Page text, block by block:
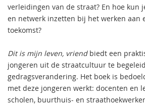
verleidingen van de straat? En hoe kun
en netwerk inzetten bij het werken aan
toekomst?
Dit is mijn leven, vriendbiedt een
jongeren uit de straatcultuur te
gedragsverandering. Het boek is
met deze jongeren werkt: docenten en
scholen, buurthuis- en